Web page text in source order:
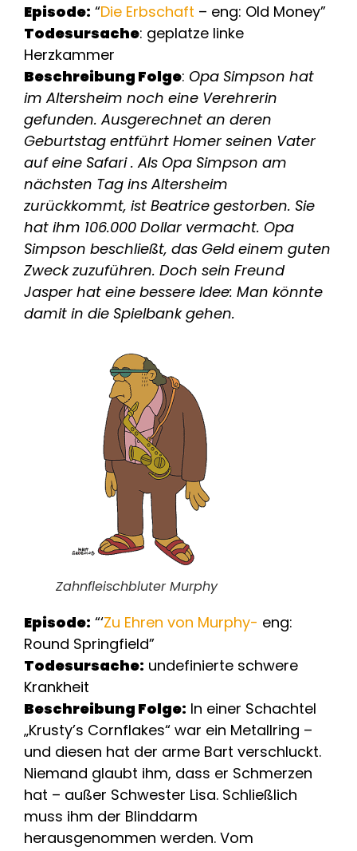
Episode: “Die Erbschaft – eng: Old Money”
Todesursache: geplatze linke
Herzkammer
Beschreibung Folge: Opa Simpson hat
im Altersheim noch eine Verehrerin
gefunden. Ausgerechnet an deren
Geburtstag entführt Homer seinen Vater
auf eine Safari . Als Opa Simpson am
nächsten Tag ins Altersheim
zurückkommt, ist Beatrice gestorben. Sie
hat ihm 106.000 Dollar vermacht. Opa
Simpson beschließt, das Geld einem guten
Zweck zuzuführen. Doch sein Freund
Jasper hat eine bessere Idee: Man könnte
damit in die Spielbank gehen.
Zahnfleischbluter Murphy
Episode: “‘Zu Ehren von Murphy- eng:
Round Springfield”
Todesursache: undefinierte schwere
Krankheit
Beschreibung Folge: In einer Schachtel
„Krusty’s Cornflakes“ war ein Metallring –
und diesen hat der arme Bart verschluckt.
Niemand glaubt ihm, dass er Schmerzen
hat – außer Schwester Lisa. Schließlich
muss ihm der Blinddarm
herausgenommen werden. Vom